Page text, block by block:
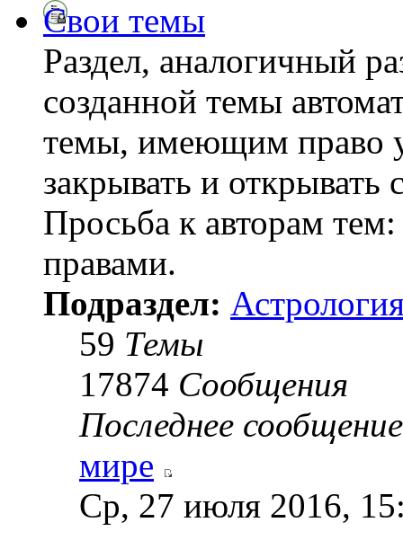
Свои темы
Раздел, аналогичный
созданной темы
темы, имеющим право
закрывать и открывать
Просьба к авторам
правами.
Подраздел:
59 Темы
17874 Сообщения
Последнее сообщение
мире
Ср, 27 июля 2016,